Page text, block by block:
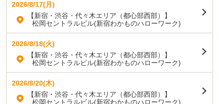
2026/8/17(月)
【新宿・渋谷・代々木エリア（都心部西部）】
松岡セントラルビル(新宿わかものハローワーク)
2026/8/18(火)
【新宿・渋谷・代々木エリア（都心部西部）】
松岡セントラルビル(新宿わかものハローワーク)
2026/8/20(木)
【新宿・渋谷・代々木エリア（都心部西部）】
松岡セントラルビル(新宿わかものハローワーク)